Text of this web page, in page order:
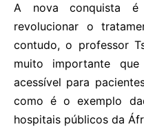
A nova conquista
revolucionar o
contudo, o professor
muito importante
acessível para
como é o exemplo
hospitais públicos da